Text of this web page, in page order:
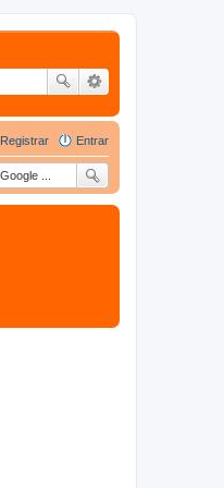
Entrar
Registrar